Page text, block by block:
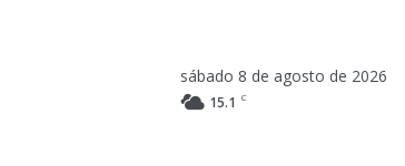
sábado 8 de agosto de 2026
15.1 C